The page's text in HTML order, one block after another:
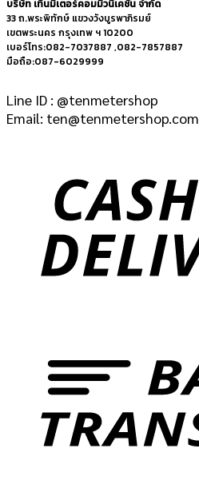
บริษัท เท็นมิเตอร์คอมมิวนิเคชั่น จำกัด
33 ถ.พระพิทักษ์ แขวงวังบูรพาภิรมย์
เขตพระนคร กรุงเทพ ฯ 10200
เบอร์โทร:082-7037887 ,082-7857887
มือถือ:087-6029999
Line ID : @tenmetershop
Email: ten@tenmetershop.com